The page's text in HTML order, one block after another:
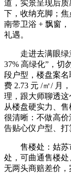
道，实景呈现后
下，收纳充脚；
南带卫浴 + 飘窗
礼遇。
走进去满眼绿意
37% 高绿化”，切
段户型，楼盘案
费 2.73 元 /㎡/ 月
理，跟大师聊透
从楼盘硬实力、
很清晰：不做高价
告贴心仪户型、打
售楼处：姑苏市
处，可曲通售楼
无两头商赔差价